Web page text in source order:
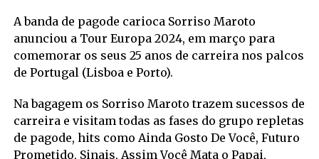
A banda de pagode carioca Sorriso Maroto
anunciou a Tour Europa 2024, em março para
comemorar os seus 25 anos de carreira nos palcos
de Portugal (Lisboa e Porto).
Na bagagem os Sorriso Maroto trazem sucessos de
carreira e visitam todas as fases do grupo repletas
de pagode, hits como Ainda Gosto De Você, Futuro
Prometido, Sinais, Assim Você Mata o Papai,